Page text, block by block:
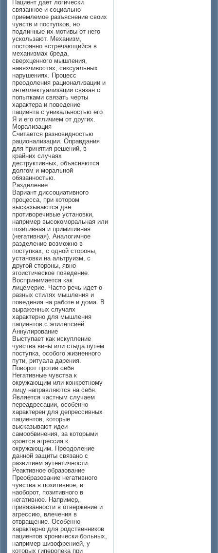
Пациент дает логически
связанное и социально
приемлемое разъяснение своих
чувств и поступков, но
подлинные их мотивы от него
ускользают. Механизм,
постоянно встречающийся в
механизмах бреда,
сверхценного мышления,
навязчивостях, сексуальных
нарушениях. Процесс
преодоления рационализации и
интеллектуализации связан с
попытками связать черты
характера и поведение
пациента с уникальностью его
Я и его отличием от других.
Морализация
Считается разновидностью
рационализации. Оправдания
для принятия решений, в
крайних случаях
деструктивных, объясняются
долгом и моральной
обязанностью.
Разделение
Вариант диссоциативного
процесса, при котором
высказываются две
противоречивые установки,
например высокоморальная или
позитивная и примитивная
(негативная). Аналогичное
разделение возможно в
поступках, с одной стороны,
установки на альтруизм, с
другой стороны, явно
эгоистическое поведение.
Воспринимается как
лицемерие. Часто речь идет о
разных стилях мышления и
поведения на работе и дома. В
выраженных случаях
характерно для мышления
пациентов с эпилепсией.
Аннулирование
Выступает как искупление
чувства вины или стыда путем
поступка, особого жизненного
пути, ритуала дарения.
Поворот против себя
Негативные чувства к
окружающим или конкретному
лицу направляются на себя.
Является частным случаем
переадресации, особенно
характерен для депрессивных
пациентов, которые
высказывают идеи
самообвинения, за которыми
кроется агрессия к
окружающим. Преодоление
данной защиты связано с
развитием аутентичности.
Реактивное образование
Преобразование негативного
чувства в позитивное, и
наоборот, позитивного в
негативное. Например,
привязанности в отвержение и
агрессию, влечения в
отвращение. Особенно
характерно для родственников
пациентов хронически больных,
например шизофренией, у
которых гиперопека при